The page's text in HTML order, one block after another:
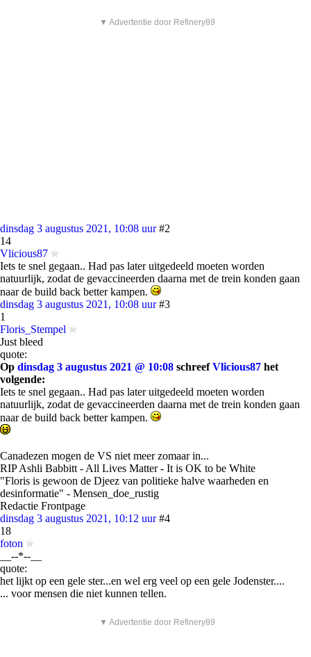
▼ Advertentie door Refinery89
dinsdag 3 augustus 2021, 10:08 uur #2
14
Vlicious87
Iets te snel gegaan.. Had pas later uitgedeeld moeten worden
natuurlijk, zodat de gevaccineerden daarna met de trein konden gaan
naar de build back better kampen.
dinsdag 3 augustus 2021, 10:08 uur #3
1
Floris_Stempel
Just bleed
quote:
Op dinsdag 3 augustus 2021 @ 10:08 schreefVlicious87 het
volgende:
Iets te snel gegaan.. Had pas later uitgedeeld moeten worden
natuurlijk, zodat de gevaccineerden daarna met de trein konden gaan
naar de build back better kampen.
Canadezen mogen de VS niet meer zomaar in...
RIP Ashli Babbitt - All Lives Matter - It is OK to be White
"Floris is gewoon de Djeez van politieke halve waarheden en
desinformatie" - Mensen_doe_rustig
Redactie Frontpage
dinsdag 3 augustus 2021, 10:12 uur #4
18
foton
__--*--__
quote:
het lijkt op een gele ster...en wel erg veel op een gele Jodenster....
... voor mensen die niet kunnen tellen.
▼ Advertentie door Refinery89